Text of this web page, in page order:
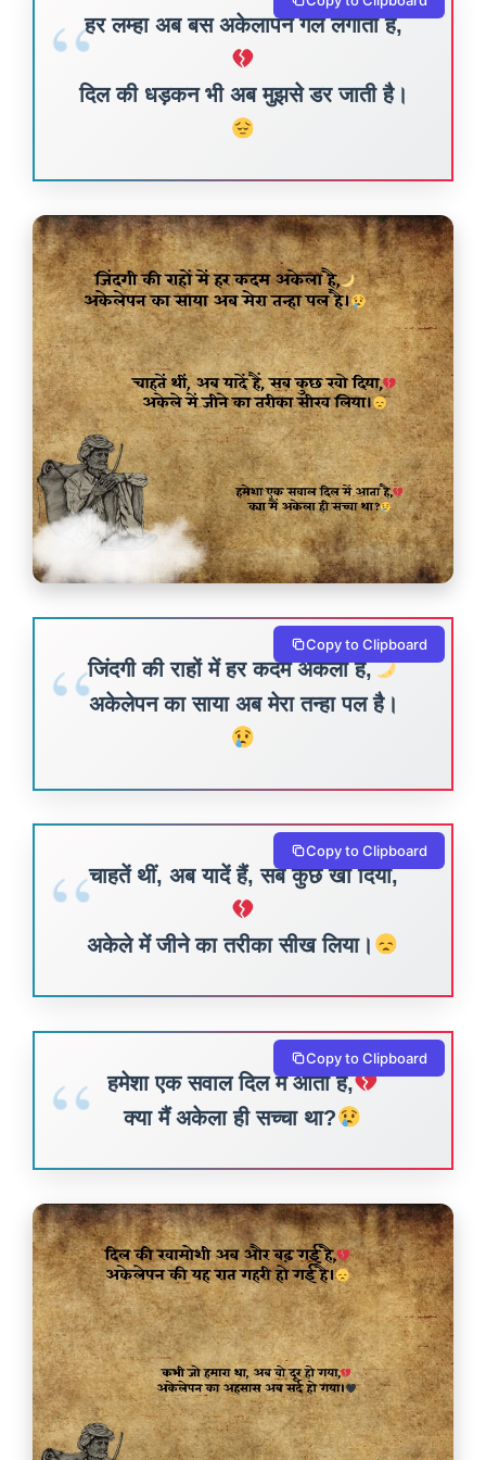
हर लम्हा अब बस अकेलापन गले लगाता है,
दिल की धड़कन भी अब मुझसे डर जाती है।
जिंदगी की राहों में हर कदम अकेला है,
अकेलेपन का साया अब मेरा तन्हा पल है।
Copy to Clipboard
चाहतें थीं, अब यादें हैं, सब कुछ खो दिया,
अकेले में जीने का तरीका सीख लिया।
Copy to Clipboard
हमेशा एक सवाल दिल में आता है,
क्या मैं अकेला ही सच्चा था?
Copy to Clipboard